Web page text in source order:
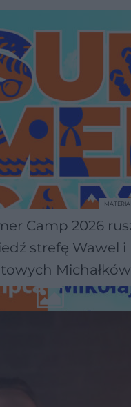
Camp 2026
strefę Wawel i